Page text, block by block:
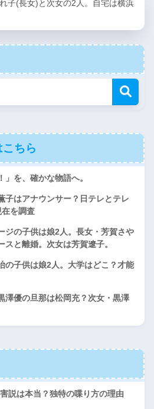
子(長女)と次女の2人。自宅は横浜
ちら
を、確かな物語へ。
子はアナウンサー？日テレとテレ
を調査
ジの子供は娘2人。長女・芳賀さや
と離婚。次女は芳賀遼子。
の子供は娘2人。大学はどこ？才能
澤優の旦那は松岡充？次女・黒澤
説は本当？独特の喋り方の理由